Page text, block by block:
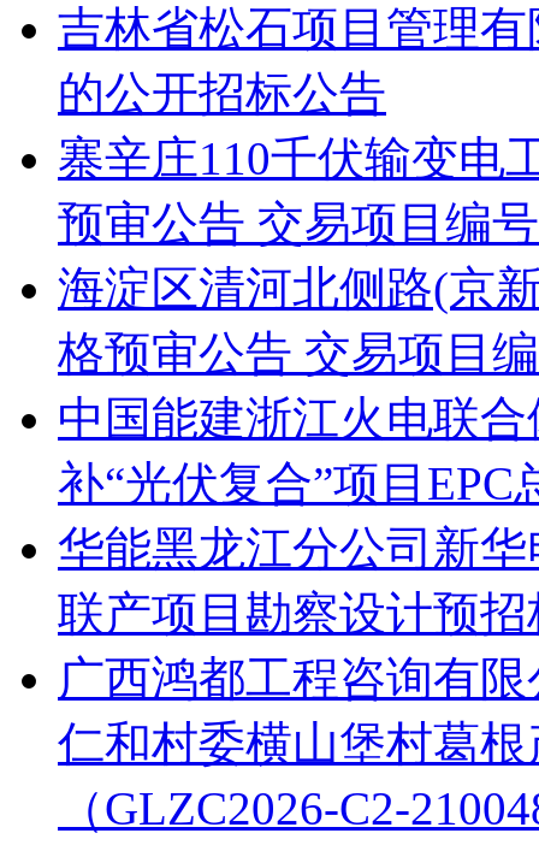
吉林省松石项目管理
的公开招标公告
寨辛庄110千伏输变电
预审公告 交易项目编
海淀区清河北侧路(京
格预审公告 交易项目
中国能建浙江火电联
补“光伏复合”项目EPC
华能黑龙江分公司新
联产项目勘察设计预招
广西鸿都工程咨询有
仁和村委横山堡村葛
（GLZC2026-C2-